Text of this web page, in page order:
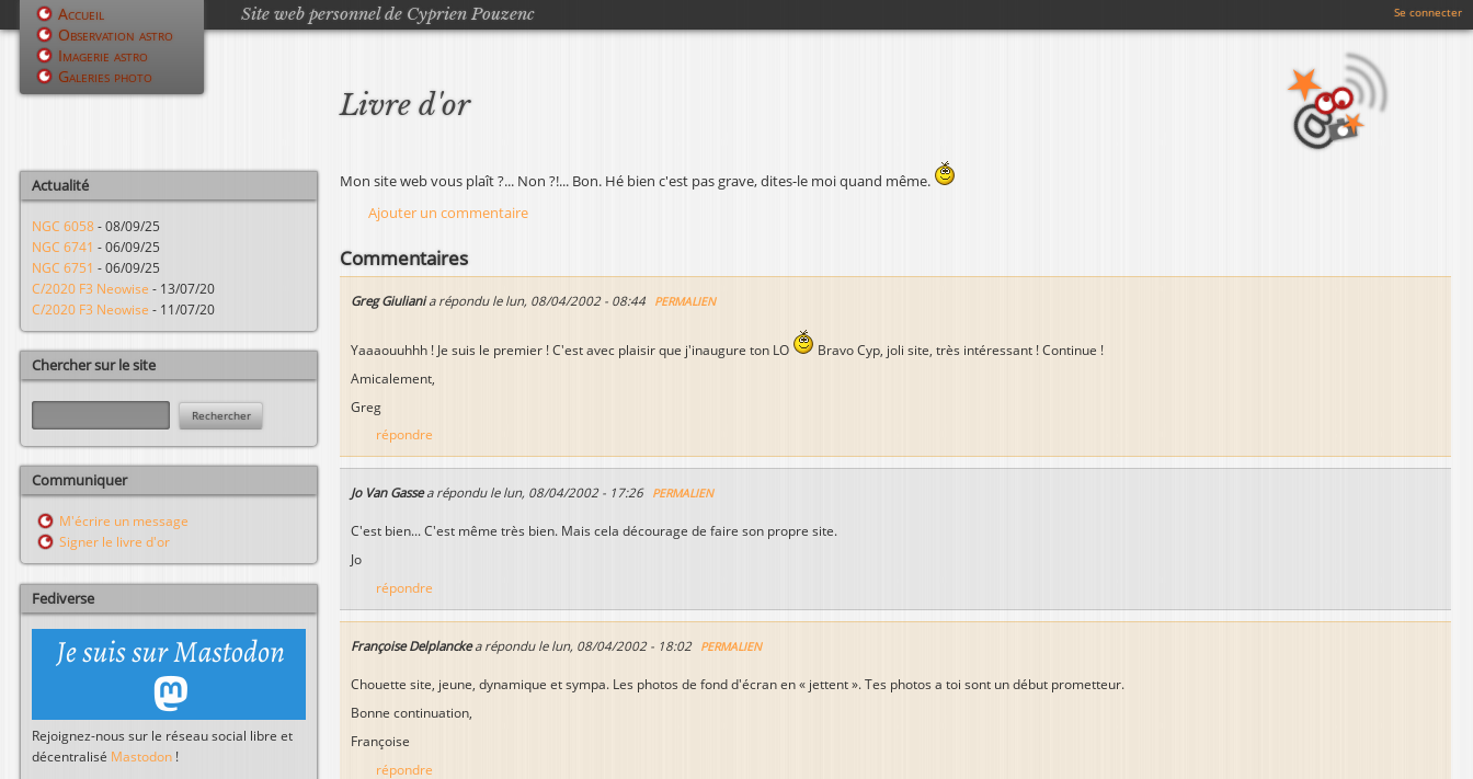
Site web personnel de Cyprien Pouzenc Se connecter
Livre d'or
Mon site web vous plaît ?... Non ?!... Bon. Hé bien c'est pas grave, dites-le moi quand même.
Ajouter un commentaire
Commentaires
Greg Giuliania répondu le lun, 08/04/2002 - 08:44 PERMALIEN
Yaaaouuhhh ! Je suis le premier ! C'est avec plaisir que j'inaugure ton LO
Bravo Cyp, joli site, très intéressant ! Continue !
Amicalement,
Greg
répondre
Jo Van Gassea répondu le lun, 08/04/2002 - 17:26 PERMALIEN
C'est bien... C'est même très bien. Mais cela décourage de faire son propre site.
Jo
répondre
Françoise Delplanckea répondu le lun, 08/04/2002 - 18:02 PERMALIEN
Chouette site, jeune, dynamique et sympa. Les photos de fond d'écran en « jettent ». Tes photos a toi sont un début prometteur.
Bonne continuation,
Françoise
répondre
M
p
c
p
a
Accueil
Observation astro
Imagerie astro
Galeries photo
Actualité
NGC 6058 - 08/09/25
NGC 6741 - 06/09/25
NGC 6751 - 06/09/25
C/2020 F3 Neowise - 13/07/20
C/2020 F3 Neowise - 11/07/20
Chercher sur le site
R
e
c
h
e
h
r
Communiquer
M'écrire un message
Signer le livre d'or
Fediverse
Rejoignez-nous sur le réseau social libre et
décentralisé Mastodon !